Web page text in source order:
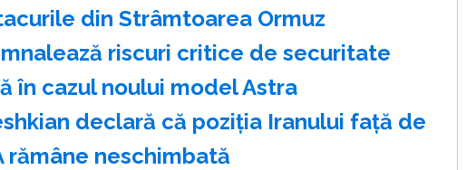
din Strâmtoarea Ormuz
riscuri critice de securitate
în cazul noului model Astra
declară că poziţia Iranului faţă de
rămâne neschimbată